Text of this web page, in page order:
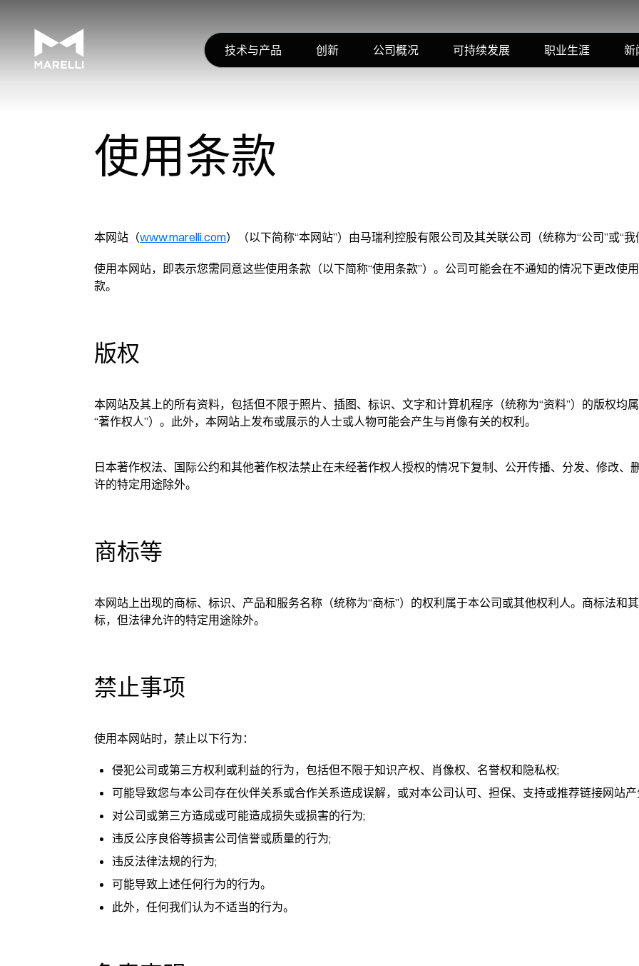
技术与产品 创新 公司概况 可持续发展 职业生涯 新
使用条款
本网站（www.marelli.com）（以下简称“本网站”）由马瑞利控股有限公司及其关联公司（统称为“公司”或“我
使用本网站，即表示您需同意这些使用条款（以下简称“使用条款”）。公司可能会在不通知的情况下更改使
款。
版权
本网站及其上的所有资料，包括但不限于照片、插图、标识、文字和计算机程序（统称为“资料”）的版权均
“著作权人”）。此外，本网站上发布或展示的人士或人物可能会产生与肖像有关的权利。
日本著作权法、国际公约和其他著作权法禁止在未经著作权人授权的情况下复制、公开传播、分发、修改、
许的特定用途除外。
商标等
本网站上出现的商标、标识、产品和服务名称（统称为“商标”）的权利属于本公司或其他权利人。商标法和
标，但法律允许的特定用途除外。
禁止事项
使用本网站时，禁止以下行为：
侵犯公司或第三方权利或利益的行为，包括但不限于知识产权、肖像权、名誉权和隐私权;
可能导致您与本公司存在伙伴关系或合作关系造成误解，或对本公司认可、担保、支持或推荐链接网站
对公司或第三方造成或可能造成损失或损害的行为;
违反公序良俗等损害公司信誉或质量的行为;
违反法律法规的行为;
可能导致上述任何行为的行为。
此外，任何我们认为不适当的行为。